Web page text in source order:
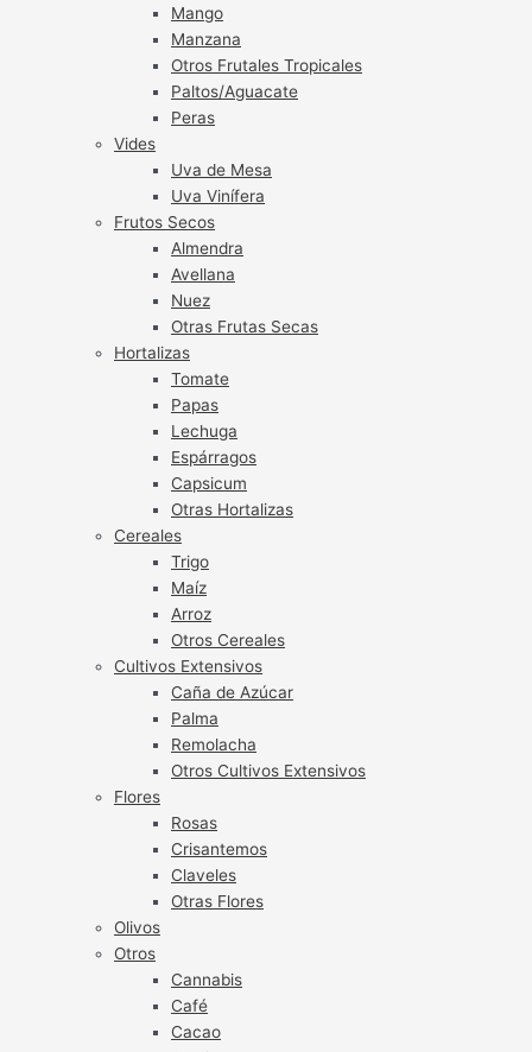
Mango
Manzana
Otros Frutales Tropicales
Paltos/Aguacate
Peras
Vides
Uva de Mesa
Uva Vinífera
Frutos Secos
Almendra
Avellana
Nuez
Otras Frutas Secas
Hortalizas
Tomate
Papas
Lechuga
Espárragos
Capsicum
Otras Hortalizas
Cereales
Trigo
Maíz
Arroz
Otros Cereales
Cultivos Extensivos
Caña de Azúcar
Palma
Remolacha
Otros Cultivos Extensivos
Flores
Rosas
Crisantemos
Claveles
Otras Flores
Olivos
Otros
Cannabis
Café
Cacao